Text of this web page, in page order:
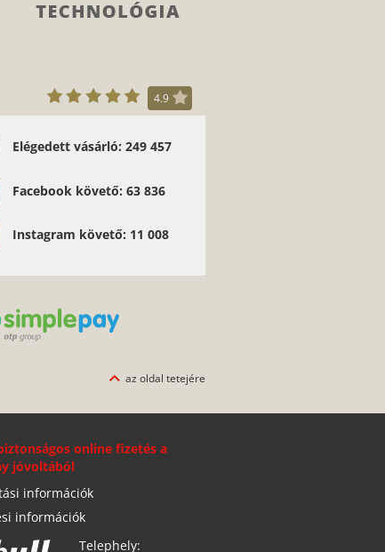
4.9
Elégedett vásárló: 249 457
Facebook követő: 63 836
Instagram követő: 11 008
az oldal tetejére
online fizetés a
jóvoltából
információk
információk
Telephely: